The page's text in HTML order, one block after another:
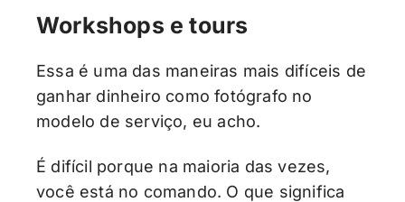
Workshops e tours
Essa é uma das maneiras mais difíceis de
ganhar dinheiro como fotógrafo no
modelo de serviço, eu acho.
É difícil porque na maioria das vezes,
você está no comando. O que significa